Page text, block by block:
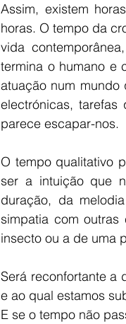
Assim, existem
horas. O tempo da
vida
termina o humano e
atuação num
electrónicas,
parece escapar-nos.
O tempo qualitativo
ser a intuição que
duração, da
simpatia com
insecto ou a de uma
Será reconfortante a
e ao qual estamos
E se o tempo não